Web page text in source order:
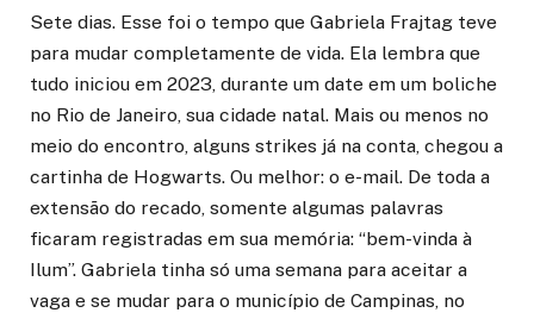
Sete dias. Esse foi o tempo que Gabriela Frajtag teve
para mudar completamente de vida. Ela lembra que
tudo iniciou em 2023, durante um date em um boliche
no Rio de Janeiro, sua cidade natal. Mais ou menos no
meio do encontro, alguns strikes já na conta, chegou a
cartinha de Hogwarts. Ou melhor: o e-mail. De toda a
extensão do recado, somente algumas palavras
ficaram registradas em sua memória: “bem-vinda à
Ilum”. Gabriela tinha só uma semana para aceitar a
vaga e se mudar para o município de Campinas, no